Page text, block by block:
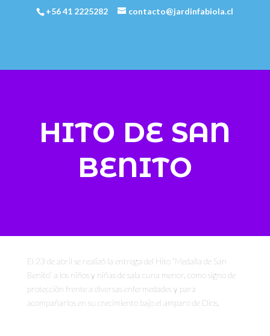
+56 41 2225282 contacto@jardinfabiola.cl
HITO DE SAN
BENITO
El 23 de abril se realizó la entrega del Hito “Medalla de San
Benito” a los niños y niñas de sala cuna menor, como signo de
protección frente a diversas enfermedades y para
acompañarlos en su crecimiento bajo el amparo de Dios.